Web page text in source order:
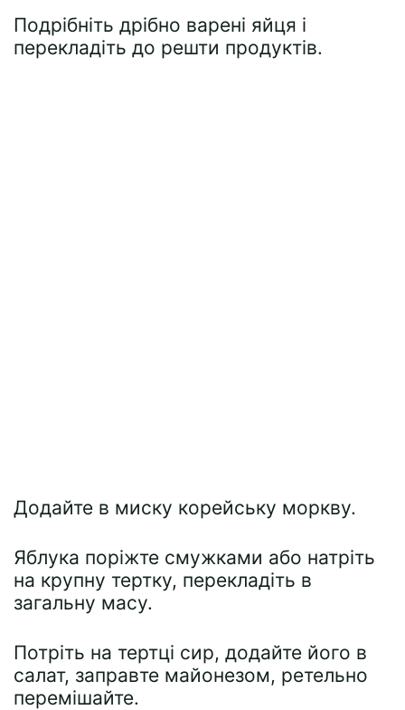
Подрібніть дрібно варені яйця і
перекладіть до решти продуктів.
Додайте в миску корейську моркву.
Яблука поріжте смужками або натріть
на крупну тертку, перекладіть в
загальну масу.
Потріть на тертці сир, додайте його в
салат, заправте майонезом, ретельно
перемішайте.